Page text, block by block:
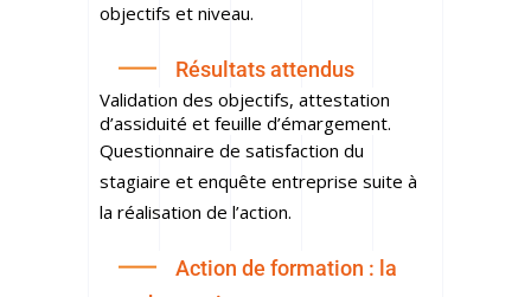
objectifs et niveau.
Résultats attendus
Validation des objectifs, attestation
d’assiduité et feuille d’émargement.
Questionnaire de satisfaction du
stagiaire et enquête entreprise suite à
la réalisation de l’action.
Action de formation : la